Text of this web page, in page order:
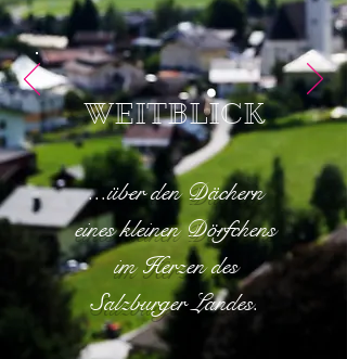
WEITBLICK
...über den Dächern
eines kleinen Dörfchens
im Herzen des
Salzburger Landes.